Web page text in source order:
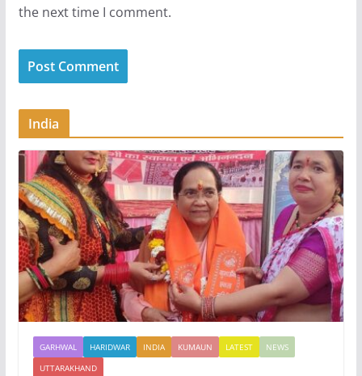
the next time I comment.
India
GARHWAL HARIDWAR INDIA KUMAUN LATEST
NEWS
UTTARAKHAND